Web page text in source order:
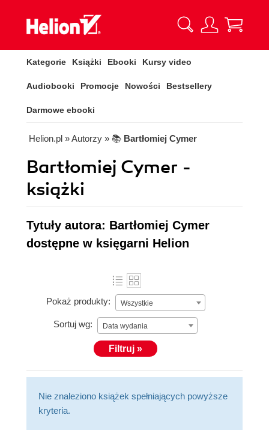
Kategorie Książki Ebooki Kursy video
Audiobooki Promocje Nowości Bestsellery
Darmowe ebooki
Helion.pl » Autorzy » 📚 Bartłomiej Cymer
Bartłomiej Cymer -
książki
Tytuły autora: Bartłomiej Cymer
dostępne w księgarni Helion
Pokaż produkty: Wszystkie
Sortuj wg: Data wydania
Filtruj »
Nie znaleziono książek spełniających powyższe
kryteria.